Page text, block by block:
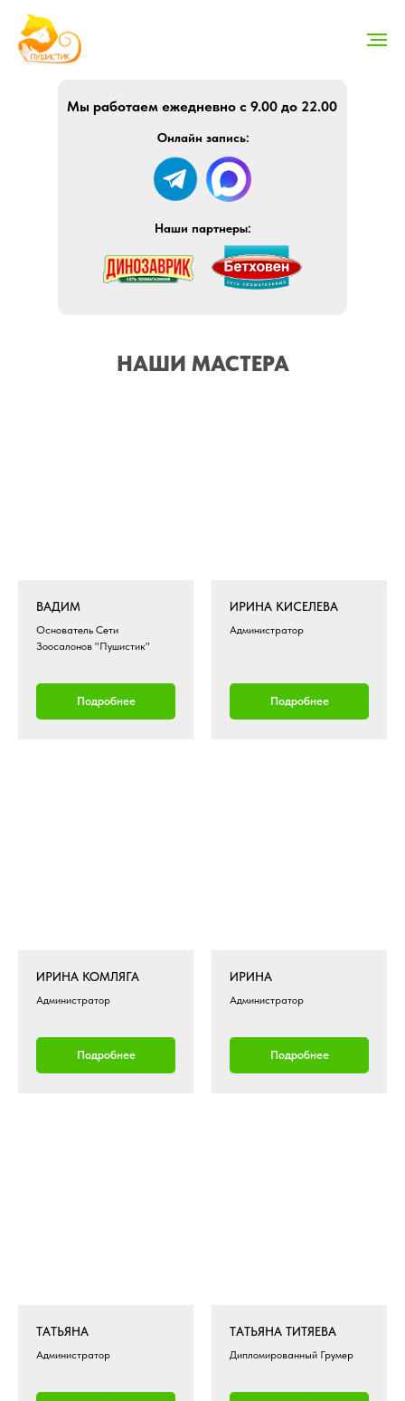
Наши партнеры:
Онлайн запись:
Мы работаем ежедневно с 9.00 до 22.00
НАШИ МАСТЕРА
ВАДИМ
Основатель Сети
Зоосалонов "Пушистик"
Подробнее
ИРИНА КИСЕЛЕВА
Администратор
Подробнее
ИРИНА КОМЛЯГА
Администратор
Подробнее
ИРИНА
Администратор
Подробнее
ТАТЬЯНА
Администратор
ТАТЬЯНА ТИТЯЕВА
Дипломированный Грумер